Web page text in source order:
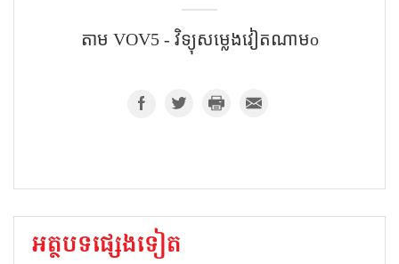
តាម​ VOV5 - វិទ្យុសម្លេងវៀតណាមo
អត្ថបទផ្សេងទៀត